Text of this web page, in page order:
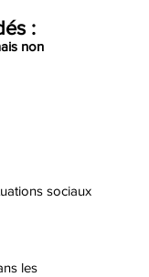
:
non
sociaux
les